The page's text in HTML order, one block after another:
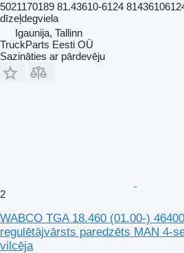
5021170189 81.43610-6124
dīzeļdegviela
Igaunija, Tallinn
TruckParts Eesti OÜ
Sazināties ar pārdevēju
2
WABCO TGA 18.460 (01.00-)
regulētājvārsts paredzēts MAN 4-
vilcēja